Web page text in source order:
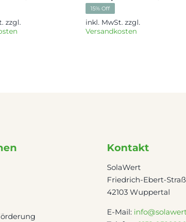
Ursprünglicher
Aktueller
zzgl.
15% Off
inkl. MwSt. zzgl.
Versandkosten
Kontakt
SolaWert
Friedrich-Ebert-
42103 Wuppertal
E-Mail: